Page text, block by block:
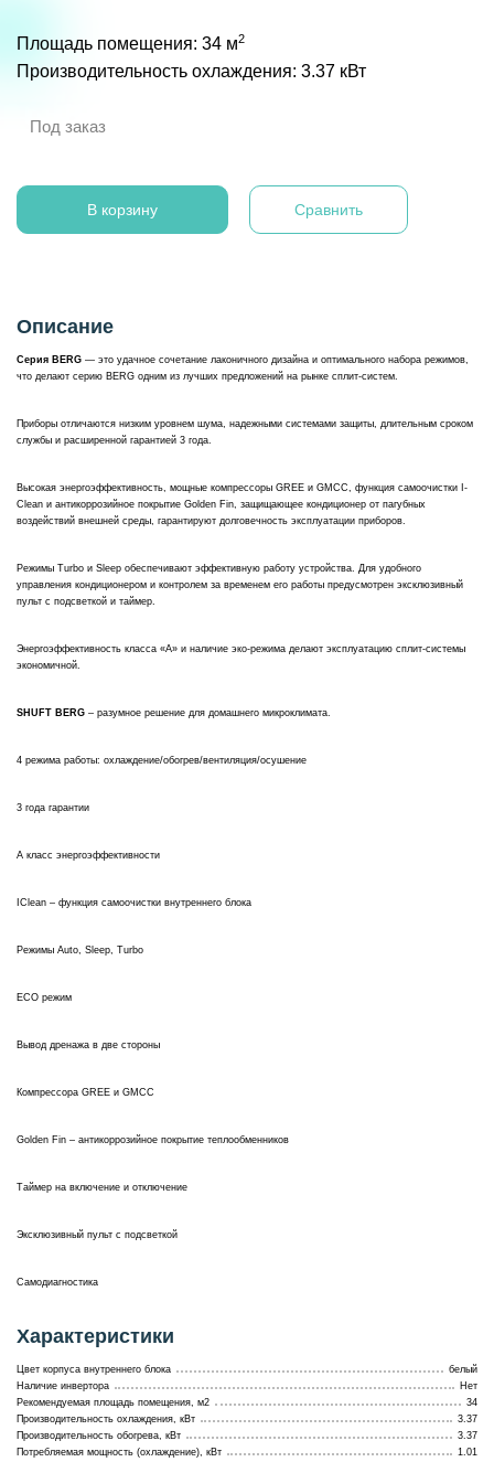
Площадь помещения: 34 м2
Производительность охлаждения: 3.37 кВт
Под заказ
В корзину Сравнить
Описание
Серия BERG — это удачное сочетание лаконичного дизайна и оптимального набора режимов,
что делают серию BERG одним из лучших предложений на рынке сплит-систем.
Приборы отличаются низким уровнем шума, надежными системами защиты, длительным сроком
службы и расширенной гарантией 3 года.
Высокая энергоэффективность, мощные компрессоры GREE и GMCC, функция самоочистки I-
Clean и антикоррозийное покрытие Golden Fin, защищающее кондиционер от пагубных
воздействий внешней среды, гарантируют долговечность эксплуатации приборов.
Режимы Turbo и Sleeр обеспечивают эффективную работу устройства. Для удобного
управления кондиционером и контролем за временем его работы предусмотрен эксклюзивный
пульт с подсветкой и таймер.
Энергоэффективность класса «А» и наличие эко-режима делают эксплуатацию сплит-системы
экономичной.
SHUFT BERG – разумное решение для домашнего микроклимата.
4 режима работы: охлаждение/обогрев/вентиляция/осушение
3 года гарантии
А класс энергоэффективности
IClean – функция самоочистки внутреннего блока
Режимы Auto, Sleep, Turbo
ECO режим
Вывод дренажа в две стороны
Компрессора GREE и GMCC
Golden Fin – антикоррозийное покрытие теплообменников
Таймер на включение и отключение
Эксклюзивный пульт с подсветкой
Самодиагностика
Характеристики
Цвет корпуса внутреннего блока
белый
Наличие инвертора
Нет
Рекомендуемая площадь помещения, м2
34
Производительность охлаждения, кВт
3.37
Производительность обогрева, кВт
3.37
Потребляемая мощность (охлаждение), кВт
1.01